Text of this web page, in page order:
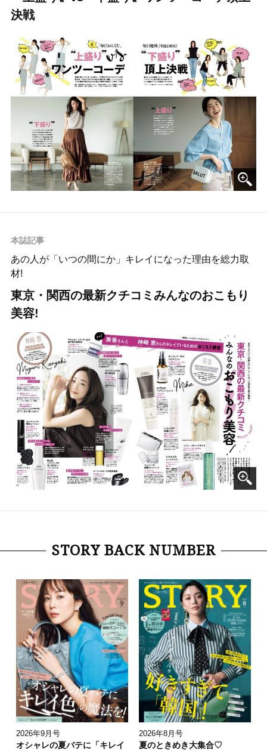
決戦
本誌記事
あの人が「いつの間にか」キレイになった理由を総力取
材!
東京・関西の最新クチコミみんなのおこもり
美容!
STORY BACK NUMBER
2026年9月号
オシャレの夏バテに「キレイ
2026年8月号
夏のときめき大集合♡